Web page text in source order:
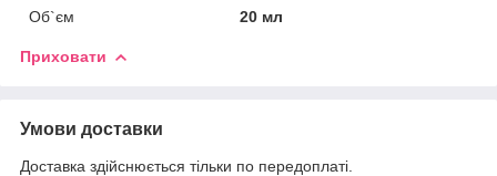
Об`єм
20 мл
Приховати
Умови доставки
Доставка здійснюється тільки по передоплаті.